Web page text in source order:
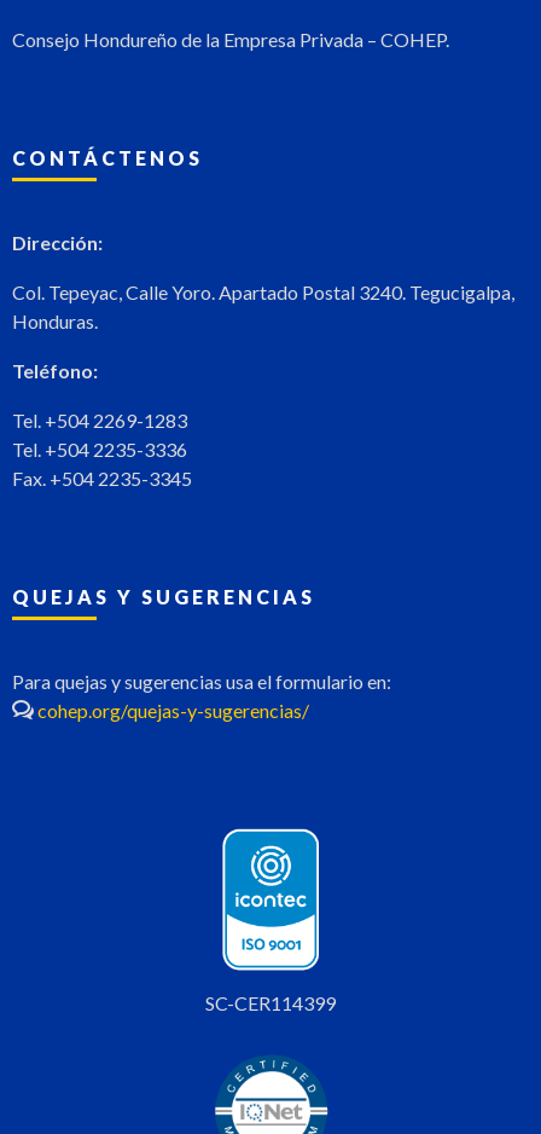
Consejo Hondureño de la Empresa Privada – COHEP.
CONTÁCTENOS
Dirección:
Col. Tepeyac, Calle Yoro. Apartado Postal 3240. Tegucigalpa,
Honduras.
Teléfono:
Tel. +504 2269-1283
Tel. +504 2235-3336
Fax. +504 2235-3345
QUEJAS Y SUGERENCIAS
Para quejas y sugerencias usa el formulario en:
cohep.org/quejas-y-sugerencias/
SC-CER114399